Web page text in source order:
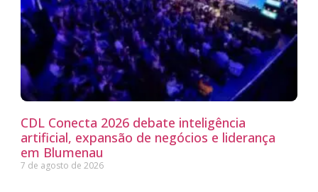
CDL Conecta 2026 debate inteligência
artificial, expansão de negócios e liderança
em Blumenau
7 de agosto de 2026